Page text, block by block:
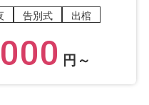
告別式 出棺
円～